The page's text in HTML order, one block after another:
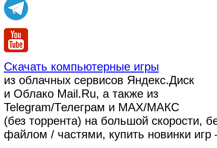
Скачать компьютерные игры
из облачных сервисов Яндекс.Диск
и Облако Mail.Ru, а также из
Telegram/Телеграм и MAX/МАКС
(без торрента) на большой скорости,
файлом / частями, купить новинки